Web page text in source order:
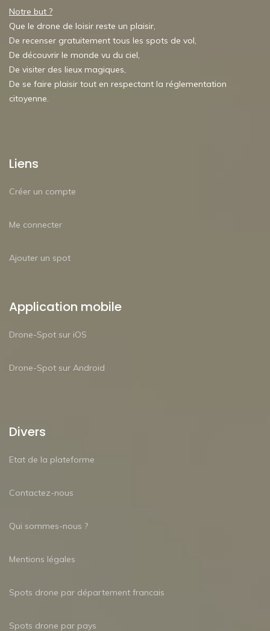
Notre but ?
Que le drone de loisir reste un plaisir,
De recenser gratuitement tous les spots de vol,
De découvrir le monde vu du ciel,
De visiter des lieux magiques,
De se faire plaisir tout en respectant la réglementation
citoyenne.
Liens
Créer un compte
Me connecter
Ajouter un spot
Application mobile
Drone-Spot sur iOS
Drone-Spot sur Android
Divers
Etat de la plateforme
Contactez-nous
Qui sommes-nous ?
Mentions légales
Spots drone par département francais
Spots drone par pays